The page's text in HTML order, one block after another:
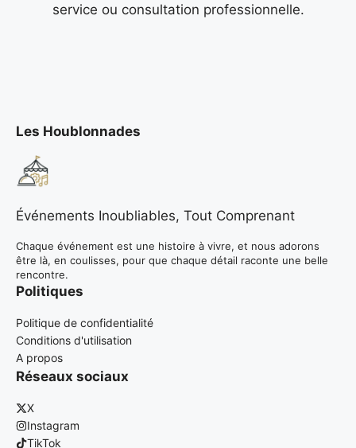
service ou consultation professionnelle.
Les Houblonnades
Événements Inoubliables, Tout Comprenant
Chaque événement est une histoire à vivre, et nous adorons
être là, en coulisses, pour que chaque détail raconte une belle
rencontre.
Politiques
Politique de confidentialité
Conditions d'utilisation
A propos
Réseaux sociaux
X
Instagram
TikTok